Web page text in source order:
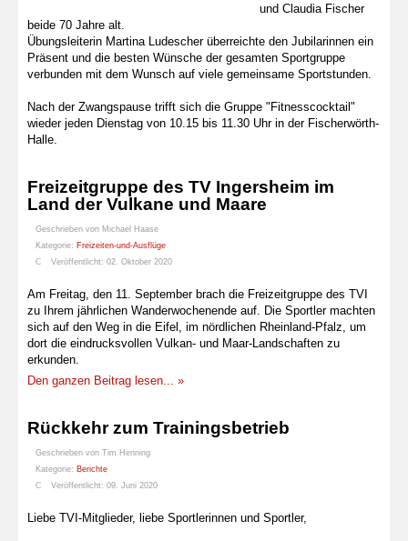
und Claudia Fischer
beide 70 Jahre alt.
Übungsleiterin Martina Ludescher überreichte den Jubilarinnen ein
Präsent und die besten Wünsche der gesamten Sportgruppe
verbunden mit dem Wunsch auf viele gemeinsame Sportstunden.
Nach der Zwangspause trifft sich die Gruppe "Fitnesscocktail"
wieder jeden Dienstag von 10.15 bis 11.30 Uhr in der Fischerwörth-
Halle.
Freizeitgruppe des TV Ingersheim im
Land der Vulkane und Maare
Geschrieben von Michael Haase
Kategorie: Freizeiten-und-Ausflüge
Veröffentlicht: 02. Oktober 2020
Am Freitag, den 11. September brach die Freizeitgruppe des TVI
zu Ihrem jährlichen Wanderwochenende auf. Die Sportler machten
sich auf den Weg in die Eifel, im nördlichen Rheinland-Pfalz, um
dort die eindrucksvollen Vulkan- und Maar-Landschaften zu
erkunden.
Den ganzen Beitrag lesen... »
Rückkehr zum Trainingsbetrieb
Geschrieben von Tim Henning
Kategorie: Berichte
Veröffentlicht: 09. Juni 2020
Liebe TVI-Mitglieder, liebe Sportlerinnen und Sportler,